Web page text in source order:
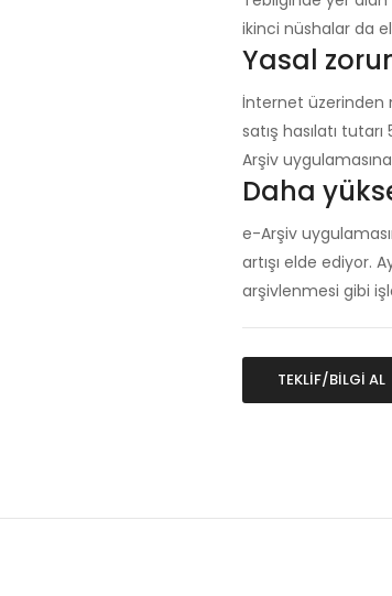
ikinci nüshalar da
Yasal
İnternet üzerinden
satış hasılatı
Arşiv
Daha
e-Arşiv
artışı elde ediyor.
arşivlenmesi gibi
TEKLİF/BİLGİ AL